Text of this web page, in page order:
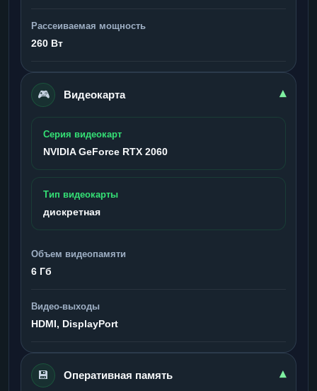
Рассеиваемая мощность
260 Вт
🎮 Видеокарта ▾
Серия видеокарт
NVIDIA GeForce RTX 2060
Тип видеокарты
дискретная
Объем видеопамяти
6 Гб
Видео-выходы
HDMI, DisplayPort
💾 Оперативная память ▾